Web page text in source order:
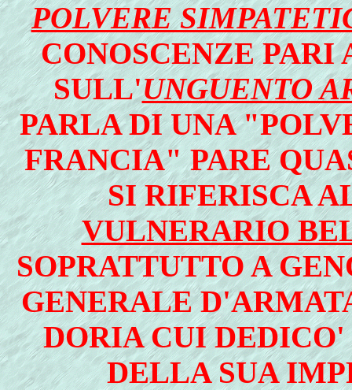
POLVERE
CONOSCENZE PARI
SULL'UNGUENTO
PARLA DI UNA
FRANCIA" PARE
SI RIFERISCA
VULNERARIO
SOPRATTUTTO A
GENERALE
DORIA CUI
DELLA SUA